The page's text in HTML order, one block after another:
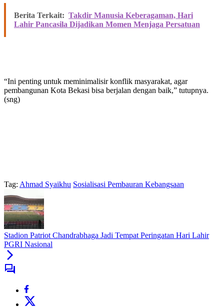
Berita Terkait: Takdir Manusia Keberagaman, Hari
Lahir Pancasila Dijadikan Momen Menjaga Persatuan
“Ini penting untuk meminimalisir konflik masyarakat, agar
pembangunan Kota Bekasi bisa berjalan dengan baik,” tutupnya.
(sng)
Tag: Ahmad Syaikhu Sosialisasi Pembauran Kebangsaan
Stadion Patriot Chandrabhaga Jadi Tempat Peringatan Hari Lahir
PGRI Nasional